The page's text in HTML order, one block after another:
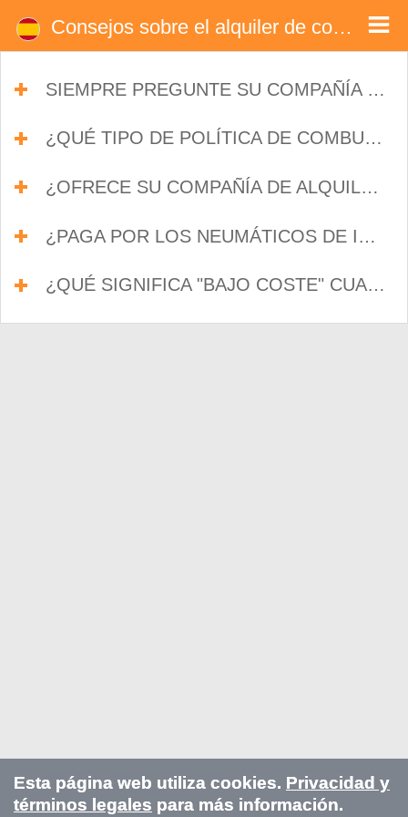
de alquiler de coches en aeropuerto Bulgaria.
Consejos sobre el alquiler de coches en Bulgaria
SIEMPRE PREGUNTE SU COMPAÑÍA DE ALQUILER DE COCHES EN BULGARIA POR LOS GASTOS ADICIONALES
¿QUÉ TIPO DE POLÍTICA DE COMBUSTIBLE APLICA SU COMPAÑÍA DE ALQUILER DE COCHES EN BULGARIA?
¿OFRECE SU COMPAÑÍA DE ALQUILER DE COCHES EN BULGARIA SEGURO A TODO RIESGO?
¿PAGA POR LOS NEUMÁTICOS DE INVIERNO?
¿QUÉ SIGNIFICA "BAJO COSTE" CUANDO SE ALQUILA UN COCHE EN BULGARIA?
Esta página web utiliza cookies. Privacidad y
términos legales para más información.